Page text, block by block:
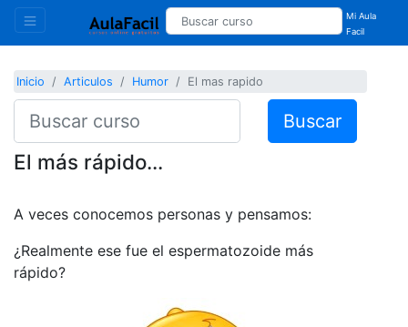
Mi Aula
Facil
Inicio Articulos Humor El mas rapido
Buscar
El más rápido...
A veces conocemos personas y pensamos:
¿Realmente ese fue el espermatozoide más
rápido?